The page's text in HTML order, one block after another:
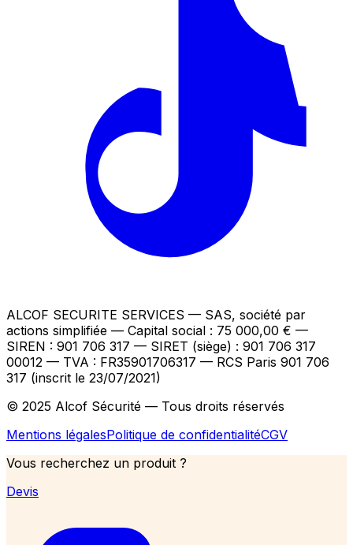
ALCOF SECURITE SERVICES — SAS, société par
actions simplifiée — Capital social : 75 000,00 € —
SIREN : 901 706 317 — SIRET (siège) : 901 706 317
00012 — TVA : FR35901706317 — RCS Paris 901 706
317 (inscrit le 23/07/2021)
© 2025 Alcof Sécurité — Tous droits réservés
Mentions légalesPolitique de confidentialitéCGV
Vous recherchez un produit ?
Devis